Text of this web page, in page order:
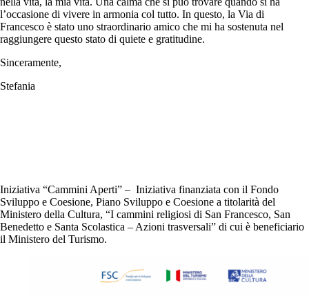
l’occasione di vivere in armonia col tutto. In questo, la Via di
Francesco è stato uno straordinario amico che mi ha sostenuta nel
raggiungere questo stato di quiete e gratitudine.
Sinceramente,
Stefania
Iniziativa “Cammini Aperti” – Iniziativa finanziata con il Fondo
Sviluppo e Coesione, Piano Sviluppo e Coesione a titolarità del
Ministero della Cultura, “I cammini religiosi di San Francesco, San
Benedetto e Santa Scolastica – Azioni trasversali” di cui è beneficiario
il Ministero del Turismo.